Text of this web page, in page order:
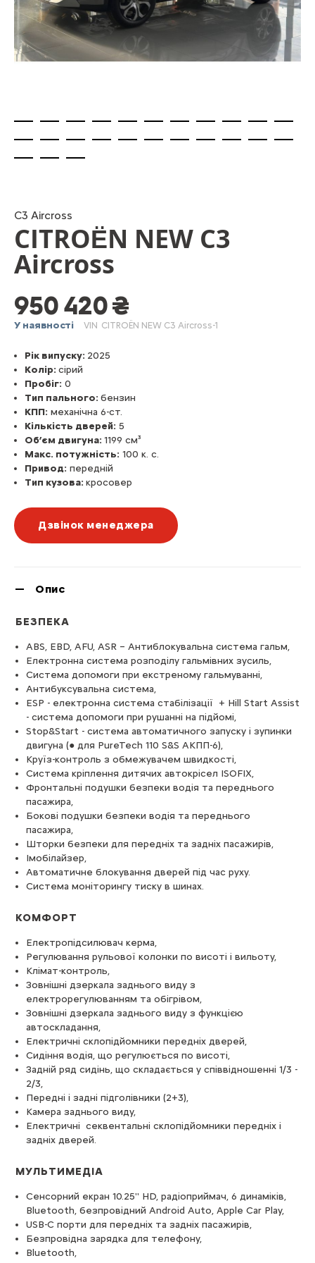
beginning
of
the
images
gallery
C3 Aircross
CITROЁN NEW C3
Aircross
950 420 ₴
У наявності VIN CITROЁN NEW C3 Aircross-1
Рік випуску: 2025
Колір: сірий
Пробіг: 0
Тип пального: бензин
КПП: механічна 6-ст.
Кількість дверей: 5
Об’єм двигуна: 1199 см³
Макс. потужність: 100 к. с.
Привод: передній
Тип кузова: кросовер
Дзвінок менеджера
Опис
БЕЗПЕКА
ABS, EBD, AFU, ASR – Антиблокувальна система гальм,
Електронна система розподілу гальмівних зусиль,
Система допомоги при екстреному гальмуванні,
Антибуксувальна система,
ESP - електронна система стабілізації + Hill Start Assist
- система допомоги при рушанні на підйомі,
Stop&Start - система автоматичного запуску і зупинки
двигуна (● для PureTech 110 S&S АКПП-6),
Круїз-контроль з обмежувачем швидкості,
Система кріплення дитячих автокрісел ISOFIX,
Фронтальні подушки безпеки водія та переднього
пасажира,
Бокові подушки безпеки водія та переднього
пасажира,
Шторки безпеки для передніх та задніх пасажирів,
Імобілайзер,
Автоматичне блокування дверей під час руху.
Система моніторингу тиску в шинах.
КОМФОРТ
Електропідсилювач керма,
Регулювання рульової колонки по висоті і вильоту,
Клімат-контроль,
Зовнішні дзеркала заднього виду з
електрорегулюванням та обігрівом,
Зовнішні дзеркала заднього виду з функцією
автоскладання,
Електричні склопідйомники передніх дверей,
Сидіння водія, що регулюється по висоті,
Задній ряд сидінь, що складається у співвідношенні 1/3 -
2/3,
Передні і задні підголівники (2+3),
Камера заднього виду,
Електричні секвентальні склопідйомники передніх і
задніх дверей.
МУЛЬТИМЕДІА
Сенсорний екран 10.25'' HD, радіоприймач, 6 динаміків,
Bluetooth, безпровідний Android Auto, Apple Car Play,
USB-C порти для передніх та задніх пасажирів,
Безпровідна зарядка для телефону,
Bluetooth,